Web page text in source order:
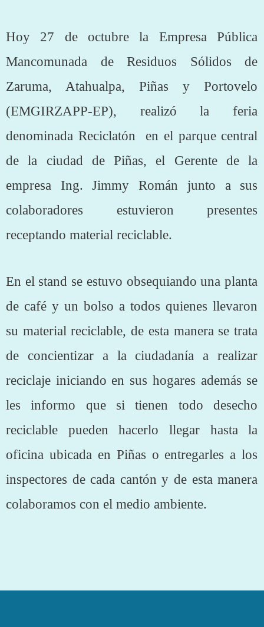
Hoy 27 de octubre la Empresa Pública
Mancomunada de Residuos Sólidos de
Zaruma, Atahualpa, Piñas y Portovelo
(EMGIRZAPP-EP), realizó la feria
denominada Reciclatón en el parque central
de la ciudad de Piñas, el Gerente de la
empresa Ing. Jimmy Román junto a sus
colaboradores estuvieron presentes
receptando material reciclable.
En el stand se estuvo obsequiando una planta
de café y un bolso a todos quienes llevaron
su material reciclable, de esta manera se trata
de concientizar a la ciudadanía a realizar
reciclaje iniciando en sus hogares además se
les informo que si tienen todo desecho
reciclable pueden hacerlo llegar hasta la
oficina ubicada en Piñas o entregarles a los
inspectores de cada cantón y de esta manera
colaboramos con el medio ambiente.